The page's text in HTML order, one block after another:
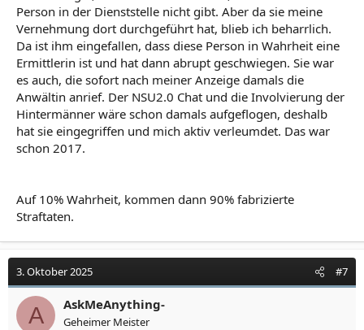
Person in der Dienststelle nicht gibt. Aber da sie meine
Vernehmung dort durchgeführt hat, blieb ich beharrlich.
Da ist ihm eingefallen, dass diese Person in Wahrheit eine
Ermittlerin ist und hat dann abrupt geschwiegen. Sie war
es auch, die sofort nach meiner Anzeige damals die
Anwältin anrief. Der NSU2.0 Chat und die Involvierung der
Hintermänner wäre schon damals aufgeflogen, deshalb
hat sie eingegriffen und mich aktiv verleumdet. Das war
schon 2017.
Auf 10% Wahrheit, kommen dann 90% fabrizierte
Straftaten.
3. Oktober 2025 #7
A AskMeAnything-
Geheimer Meister